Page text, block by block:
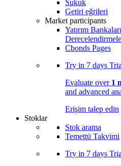
Sukuk
Getiri eğrileri
Market participants
Yatırım
Cbonds Pages
Try in 7 days
Evaluate over 1
and advanced
Erişim talep edin
Stoklar
Stok arama
Temettü Takvimi
Try in 7 days